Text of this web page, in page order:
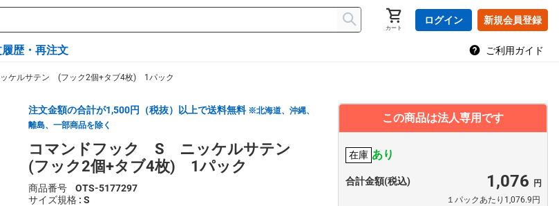
カート
ログイン 新規会員登録
歴・再注文 ご利用ガイド
ケルサテン (フック2個+タブ4枚) 1パック
注文金額の合計が1,500円（税抜）以上で送料無料 ※北海道、沖縄、
離島、一部商品を除く
コマンドフック S ニッケルサテン
(フック2個+タブ4枚) 1パック
商品番号
OTS-5177297
サイズ規格 : S
この商品は法人専用です
在庫 あり
合計金額(税込) 1,076
１パックあたり1,076.9円